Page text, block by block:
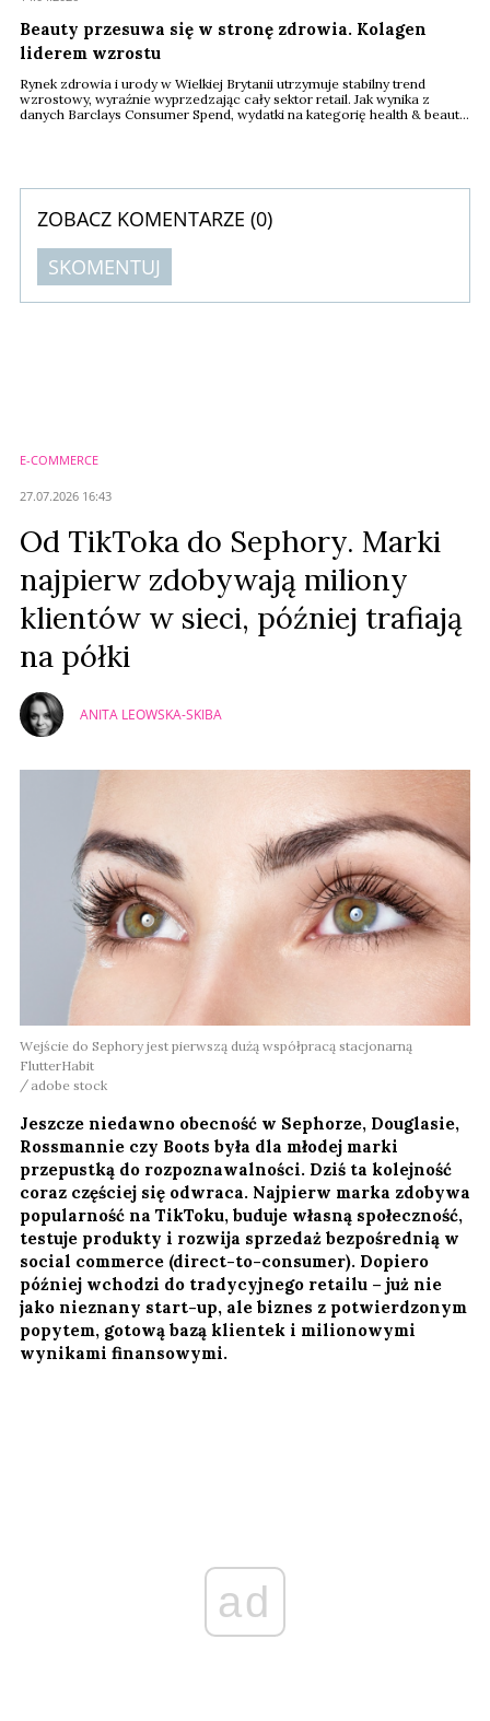
Beauty przesuwa się w stronę zdrowia. Kolagen
liderem wzrostu
Rynek zdrowia i urody w Wielkiej Brytanii utrzymuje stabilny trend
wzrostowy, wyraźnie wyprzedzając cały sektor retail. Jak wynika z
danych Barclays Consumer Spend, wydatki na kategorię health & beauty
ZOBACZ KOMENTARZE (0)
SKOMENTUJ
E-COMMERCE
27.07.2026 16:43
Od TikToka do Sephory. Marki
najpierw zdobywają miliony
klientów w sieci, później trafiają
na półki
ANITA LEOWSKA-SKIBA
Wejście do Sephory jest pierwszą dużą współpracą stacjonarną
FlutterHabit
adobe stock
Jeszcze niedawno obecność w Sephorze, Douglasie,
Rossmannie czy Boots była dla młodej marki
przepustką do rozpoznawalności. Dziś ta kolejność
coraz częściej się odwraca. Najpierw marka zdobywa
popularność na TikToku, buduje własną społeczność,
testuje produkty i rozwija sprzedaż bezpośrednią w
social commerce (direct-to-consumer). Dopiero
później wchodzi do tradycyjnego retailu – już nie
jako nieznany start-up, ale biznes z potwierdzonym
popytem, gotową bazą klientek i milionowymi
wynikami finansowymi.
ad